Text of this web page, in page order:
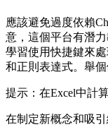
應該避免過度依賴
意，這個平台有潛
學習使用快捷鍵來
和正則表達式。舉個
提示：在Excel中計
在制定新概念和吸